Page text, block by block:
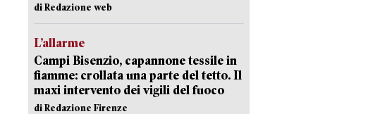
di Redazione web
L’allarme
Campi Bisenzio, capannone tessile in
fiamme: crollata una parte del tetto. Il
maxi intervento dei vigili del fuoco
di Redazione Firenze